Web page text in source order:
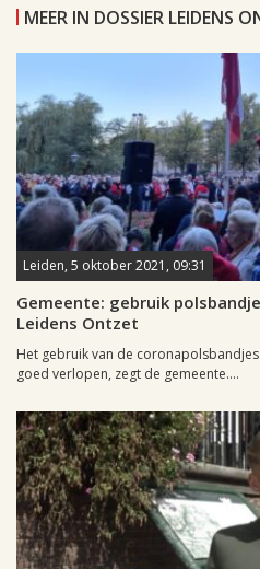
MEER IN DOSSIER LEIDENS
Leiden, 5 oktober 2021, 09:31
Gemeente: gebruik
Leidens Ontzet
Het gebruik van de
goed verlopen, zegt de gemeente....